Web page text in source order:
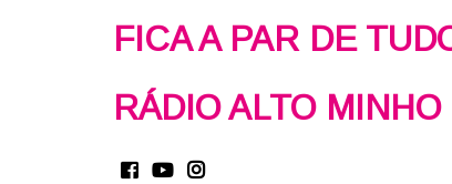
FICA A PAR DE
RÁDIO ALTO MINHO